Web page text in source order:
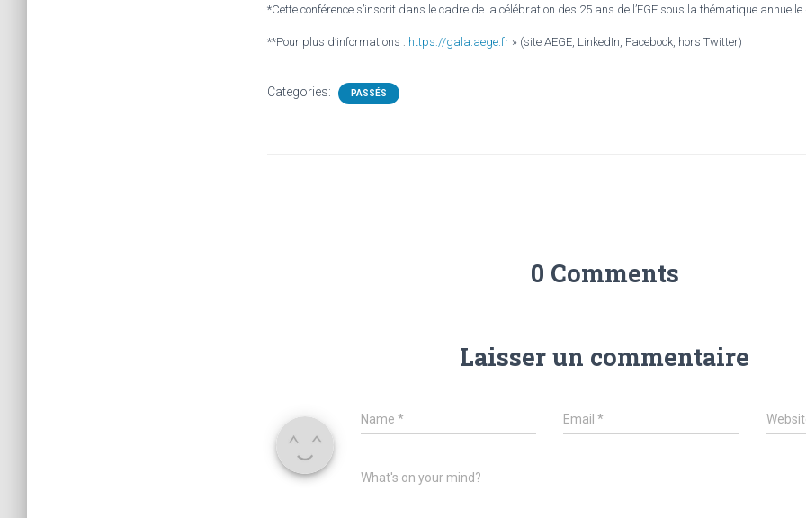
*Cette conférence s’inscrit dans le cadre de la célébration des 25 ans de l’EGE sous la thématique annuelle
**Pour plus d’informations : https://gala.aege.fr » (site AEGE, LinkedIn, Facebook, hors Twitter)
Categories: PASSÉS
0 Comments
Laisser un commentaire
Name * Email*
What's on your mind?